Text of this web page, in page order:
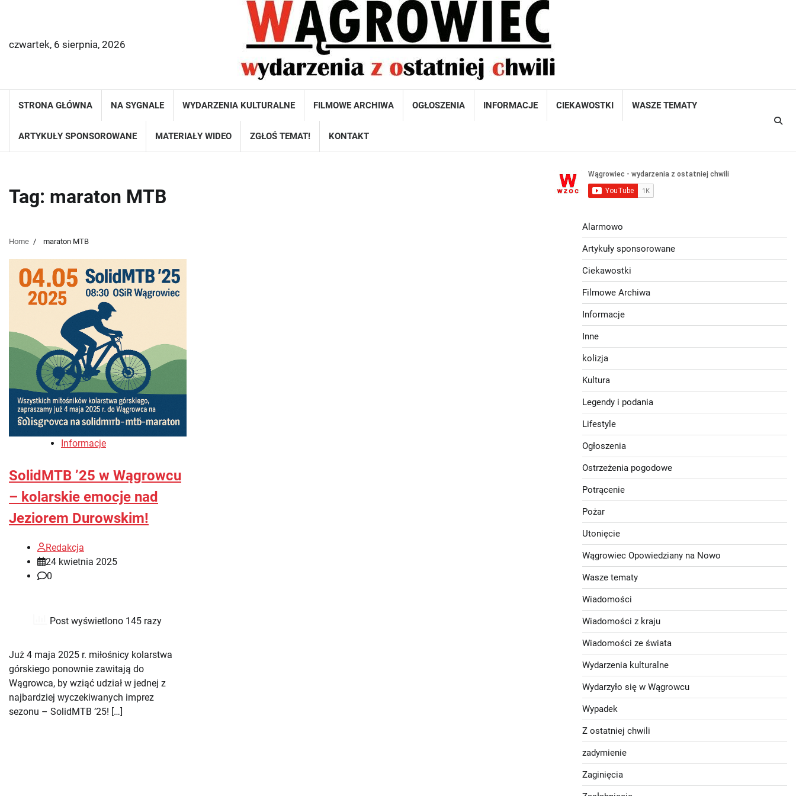
czwartek, 6 sierpnia, 2026
STRONA GŁÓWNA NA SYGNALE WYDARZENIA KULTURALNE FILMOWE ARCHIWA OGŁOSZENIA INFORMACJE CIEKAWOSTKI WASZE TEMATY
ARTYKUŁY SPONSOROWANE MATERIAŁY WIDEO ZGŁOŚ TEMAT! KONTAKT
Tag: maraton MTB
Home maraton MTB
Informacje
SolidMTB ’25 w Wągrowcu
– kolarskie emocje nad
Jeziorem Durowskim!
Redakcja
24 kwietnia 2025
0
Post wyświetlono 145 razy
Już 4 maja 2025 r. miłośnicy kolarstwa
górskiego ponownie zawitają do
Wągrowca, by wziąć udział w jednej z
najbardziej wyczekiwanych imprez
sezonu – SolidMTB ’25! […]
Alarmowo
Artykuły sponsorowane
Ciekawostki
Filmowe Archiwa
Informacje
Inne
kolizja
Kultura
Legendy i podania
Lifestyle
Ogłoszenia
Ostrzeżenia pogodowe
Potrącenie
Pożar
Utonięcie
Wągrowiec Opowiedziany na Nowo
Wasze tematy
Wiadomości
Wiadomości z kraju
Wiadomości ze świata
Wydarzenia kulturalne
Wydarzyło się w Wągrowcu
Wypadek
Z ostatniej chwili
zadymienie
Zaginięcia